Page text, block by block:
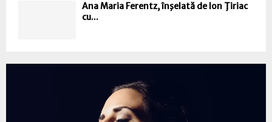
Ana Maria Ferentz, înşelată de Ion Ţiriac
cu...